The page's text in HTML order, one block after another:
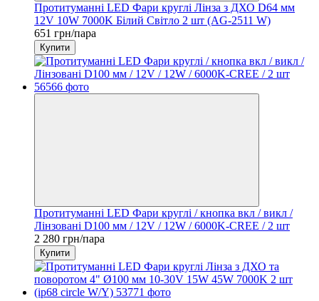
Протитуманні LED Фари круглі Лінза з ДХО D64 мм
12V 10W 7000K Білий Світло 2 шт (AG-2511 W)
651 грн/пара
Купити
Протитуманні LED Фари круглі / кнопка вкл / викл /
Лінзовані D100 мм / 12V / 12W / 6000K-CREE / 2 шт
2 280 грн/пара
Купити